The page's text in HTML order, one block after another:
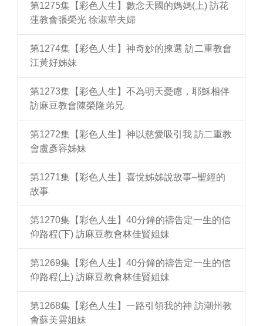
第1275集【彩色人生】數念天國的媽媽(上) 訪花
蓮教會張榮光 徐淑華夫婦
第1274集【彩色人生】神奇妙的揀選 訪二重教會
江黃好姊妹
第1273集【彩色人生】不為明天憂慮，耶穌相伴
訪麻豆教會陳榮隆弟兄
第1272集【彩色人生】神以慈愛吸引我 訪二重教
會盧彥容姊妹
第1271集【彩色人生】喜悅姊姊說故事–聖經的
故事
第1270集【彩色人生】40分鐘的禱告定一生的信
仰路程(下) 訪麻豆教會林佳賢姐妹
第1269集【彩色人生】40分鐘的禱告定一生的信
仰路程(上) 訪麻豆教會林佳賢姐妹
第1268集【彩色人生】一路引領我的神 訪潮州教
會蘇美雲姐妹